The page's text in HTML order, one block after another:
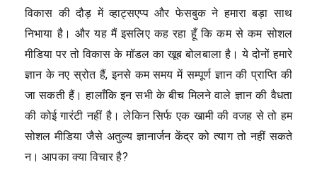
विकास की दौड़ में व्हाट्सएप्प और फेसबुक ने हमारा बड़ा साथ
निभाया है। और यह मैं इसलिए कह रहा हूँ कि कम से कम सोशल
मीडिया पर तो विकास के मॉडल का खूब बोलबाला है। ये दोनों हमारे
ज्ञान के नए स्रोत हैं, इनसे कम समय में सम्पूर्ण ज्ञान की प्राप्ति की
जा सकती हैं। हालाँकि इन सभी के बीच मिलने वाले ज्ञान की वैधता
की कोई गारंटी नहीं है। लेकिन सिर्फ एक खामी की वजह से तो हम
सोशल मीडिया जैसे अतुल्य ज्ञानार्जन केंद्र को त्याग तो नहीं सकते
न। आपका क्या विचार है?